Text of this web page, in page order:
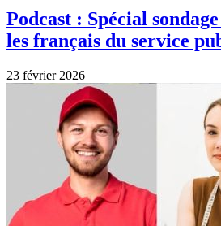
Podcast : Spécial
les français du service
23 février 2026